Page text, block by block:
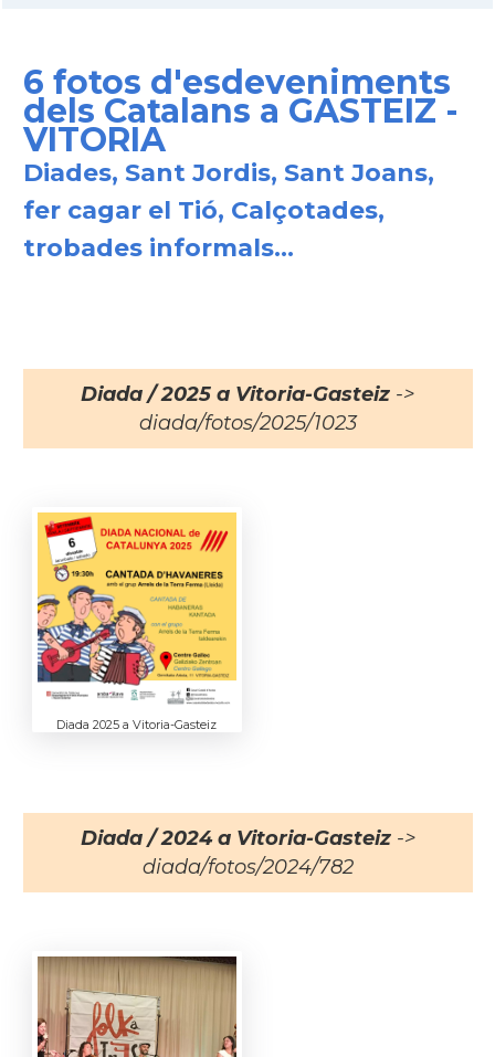
6 fotos d'esdeveniments
dels Catalans a GASTEIZ -
VITORIA
Diades, Sant Jordis, Sant Joans,
fer cagar el Tió, Calçotades,
trobades informals...
Diada / 2025 a Vitoria-Gasteiz ->
diada/fotos/2025/1023
Diada 2025 a Vitoria-Gasteiz
Diada / 2024 a Vitoria-Gasteiz->
diada/fotos/2024/782